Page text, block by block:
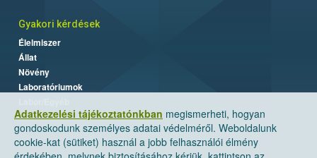
Adatkezelési tájékoztatónkban megismerheti, hogyan
gondoskodunk személyes adatai védelméről. Weboldalunk
cookie-kat (sütiket) használ a jobb felhasználói élmény
Gyakori kérdések
Élelmiszer
Állat
Növény
Laboratóriumok